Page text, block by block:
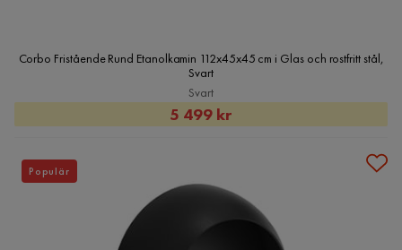
Corbo Fristående Rund Etanolkamin 112x45x45 cm i Glas och rostfritt stål,
Svart
Svart
Rabatterat
5 499 kr
Populär